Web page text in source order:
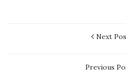
Next
Previous